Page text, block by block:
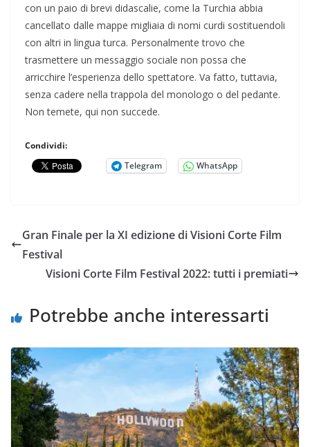
con un paio di brevi didascalie, come la Turchia abbia
cancellato dalle mappe migliaia di nomi curdi sostituendoli
con altri in lingua turca. Personalmente trovo che
trasmettere un messaggio sociale non possa che
arricchire l’esperienza dello spettatore. Va fatto, tuttavia,
senza cadere nella trappola del monologo o del pedante.
Non temete, qui non succede.
Condividi:
Telegram
WhatsApp
Gran Finale per la XI edizione di Visioni Corte Film
Festival
Visioni Corte Film Festival 2022: tutti i premiati
Potrebbe anche interessarti